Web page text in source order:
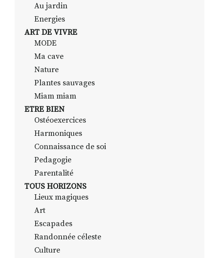
Au jardin
Energies
ART DE VIVRE
MODE
Ma cave
Nature
Plantes sauvages
Miam miam
ETRE BIEN
Ostéoexercices
Harmoniques
Connaissance de soi
Pedagogie
Parentalité
TOUS HORIZONS
Lieux magiques
Art
Escapades
Randonnée céleste
Culture